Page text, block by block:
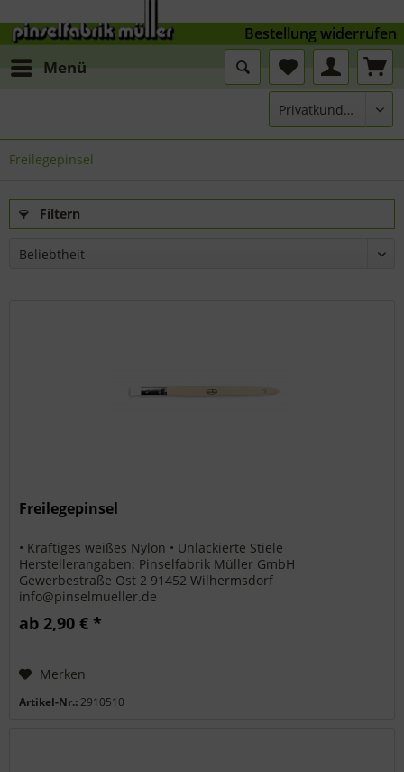
Menü
Freilegepinsel
Filtern
Freilegepinsel
• Kräftiges weißes Nylon • Unlackierte Stiele
Herstellerangaben: Pinselfabrik Müller GmbH
Gewerbestraße Ost 2 91452 Wilhermsdorf
info@pinselmueller.de
ab 2,90 € *
Merken
Artikel-Nr.:2910510
Bestellung widerrufen